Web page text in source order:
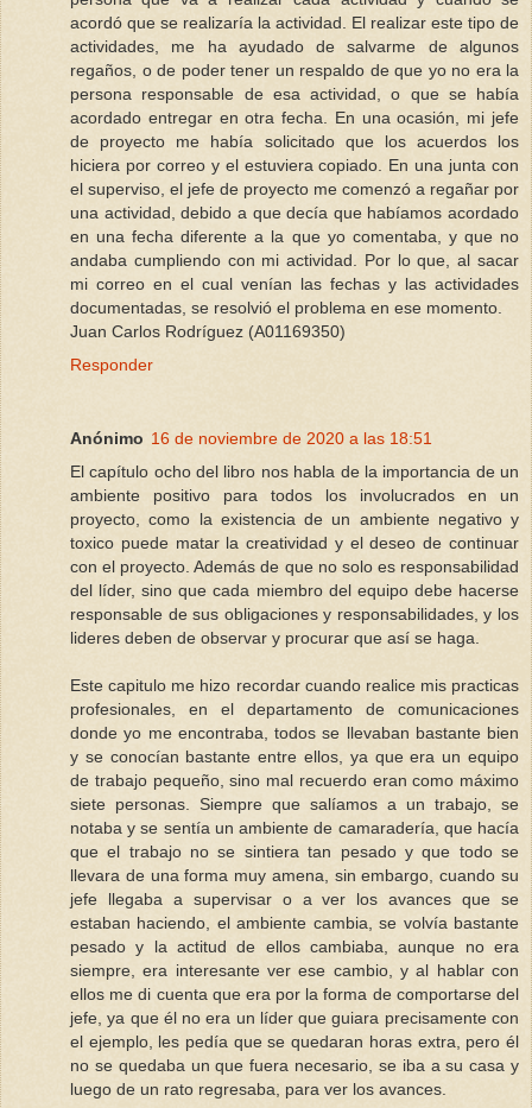
acordó que se realizaría la actividad. El realizar este tipo de
actividades, me ha ayudado de salvarme de algunos
regaños, o de poder tener un respaldo de que yo no era la
persona responsable de esa actividad, o que se había
acordado entregar en otra fecha. En una ocasión, mi jefe
de proyecto me había solicitado que los acuerdos los
hiciera por correo y el estuviera copiado. En una junta con
el superviso, el jefe de proyecto me comenzó a regañar por
una actividad, debido a que decía que habíamos acordado
en una fecha diferente a la que yo comentaba, y que no
andaba cumpliendo con mi actividad. Por lo que, al sacar
mi correo en el cual venían las fechas y las actividades
documentadas, se resolvió el problema en ese momento.
Juan Carlos Rodríguez (A01169350)
Responder
Anónimo 16 de noviembre de 2020 a las 18:51
El capítulo ocho del libro nos habla de la importancia de un
ambiente positivo para todos los involucrados en un
proyecto, como la existencia de un ambiente negativo y
toxico puede matar la creatividad y el deseo de continuar
con el proyecto. Además de que no solo es responsabilidad
del líder, sino que cada miembro del equipo debe hacerse
responsable de sus obligaciones y responsabilidades, y los
lideres deben de observar y procurar que así se haga.
Este capitulo me hizo recordar cuando realice mis practicas
profesionales, en el departamento de comunicaciones
donde yo me encontraba, todos se llevaban bastante bien
y se conocían bastante entre ellos, ya que era un equipo
de trabajo pequeño, sino mal recuerdo eran como máximo
siete personas. Siempre que salíamos a un trabajo, se
notaba y se sentía un ambiente de camaradería, que hacía
que el trabajo no se sintiera tan pesado y que todo se
llevara de una forma muy amena, sin embargo, cuando su
jefe llegaba a supervisar o a ver los avances que se
estaban haciendo, el ambiente cambia, se volvía bastante
pesado y la actitud de ellos cambiaba, aunque no era
siempre, era interesante ver ese cambio, y al hablar con
ellos me di cuenta que era por la forma de comportarse del
jefe, ya que él no era un líder que guiara precisamente con
el ejemplo, les pedía que se quedaran horas extra, pero él
no se quedaba un que fuera necesario, se iba a su casa y
luego de un rato regresaba, para ver los avances.